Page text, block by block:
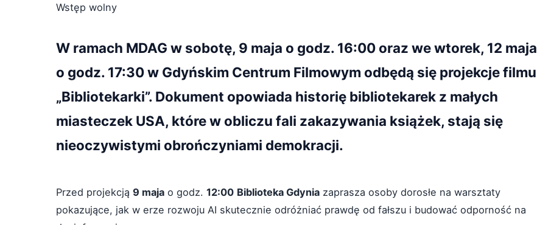
Wstęp wolny
W ramach MDAG w sobotę, 9 maja o godz. 16:00 oraz we wtorek, 12 maja
o godz. 17:30 w Gdyńskim Centrum Filmowym odbędą się projekcje filmu
„Bibliotekarki”. Dokument opowiada historię bibliotekarek z małych
miasteczek USA, które w obliczu fali zakazywania książek, stają się
nieoczywistymi obrończyniami demokracji.
Przed projekcją 9 maja o godz. 12:00 Biblioteka Gdynia zaprasza osoby dorosłe na warsztaty
pokazujące, jak w erze rozwoju AI skutecznie odróżniać prawdę od fałszu i budować odporność na